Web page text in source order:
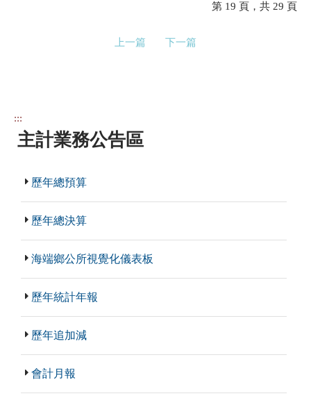
第 19 頁，共 29 頁
上一篇 下一篇
:::
主計業務公告區
歷年總預算
歷年總決算
海端鄉公所視覺化儀表板
歷年統計年報
歷年追加減
會計月報